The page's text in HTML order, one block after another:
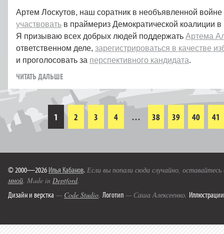
Артем Лоскутов, наш соратник в необъявленной
участвовать в праймериз Демократической коалиции
Я призываю всех добрых людей поддержать Артема
ответственном деле, зарегистрироваться в качестве
и проголосовать за перспективного кандидата.
ЧИТАТЬ ДАЛЬШЕ
1 2 3 4 … 38 39 40 41
© 2000—2026 Илья Кабанов. Если вы попали сюда случайно,
мной. Made in Deptford.
Дизайн и верстка — Code Studio. Логотип — Саша Алексеенко. Иллюстрации